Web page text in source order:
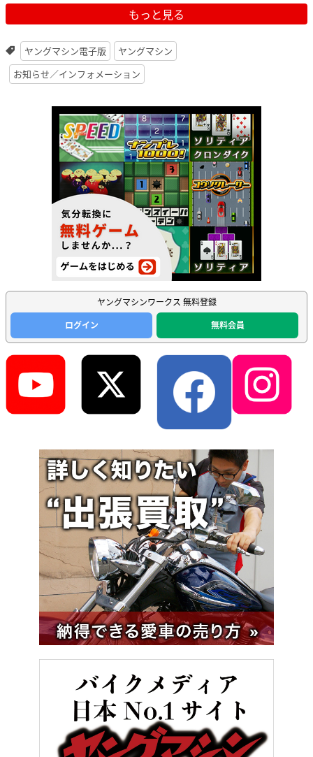
もっと見る
ヤングマシン電子版
ヤングマシン
お知らせ／インフォメーション
ヤングマシンワークス 無料登録
ログイン
無料会員